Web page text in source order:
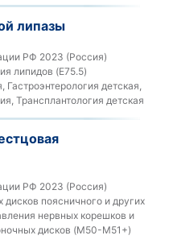
липазы
РФ 2023 (Россия)
липидов (E75.5)
Гастроэнтерология детская,
Трансплантология детская
РФ 2023 (Россия)
поясничного и других
нервных корешков и
дисков (M50-M51+)